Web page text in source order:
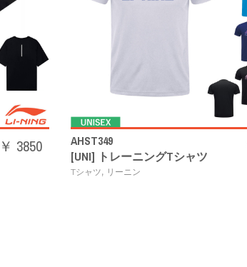
￥ 3850
AHST349
[UNI] トレーニングTシャツ
Tシャツ, リーニン